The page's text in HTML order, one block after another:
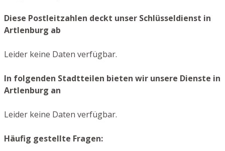
Diese Postleitzahlen deckt unser Schlüsseldienst in
Artlenburg ab
Leider keine Daten verfügbar.
In folgenden Stadtteilen bieten wir unsere Dienste in
Artlenburg an
Leider keine Daten verfügbar.
Häufig gestellte Fragen: